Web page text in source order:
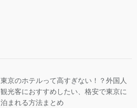
東京のホテルって高すぎない！？外国人
観光客におすすめしたい、格安で東京に
泊まれる方法まとめ